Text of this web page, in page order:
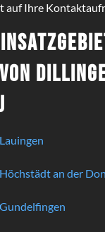
auf Ihre
an der